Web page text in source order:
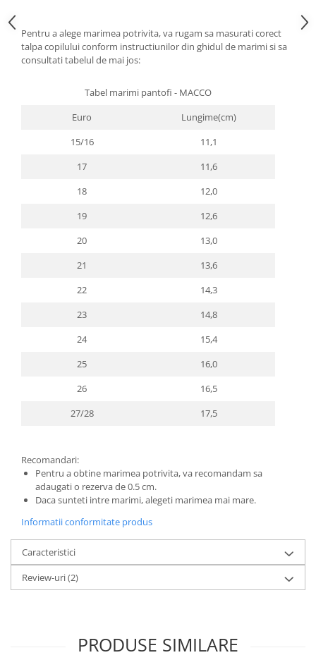
Pentru a alege marimea potrivita, va rugam sa masurati corect
talpa copilului conform instructiunilor din ghidul de marimi si sa
consultati tabelul de mai jos:
Tabel marimi pantofi - MACCO
Euro
Lungime(cm)
15/16
11,1
17
11,6
18
12,0
19
12,6
20
13,0
21
13,6
22
14,3
23
14,8
24
15,4
25
16,0
26
16,5
27/28
17,5
Recomandari:
Pentru a obtine marimea potrivita, va recomandam sa
adaugati o rezerva de 0.5 cm.
Daca sunteti intre marimi, alegeti marimea mai mare.
Informatii conformitate produs
Caracteristici
Review-uri(2)
PRODUSE SIMILARE